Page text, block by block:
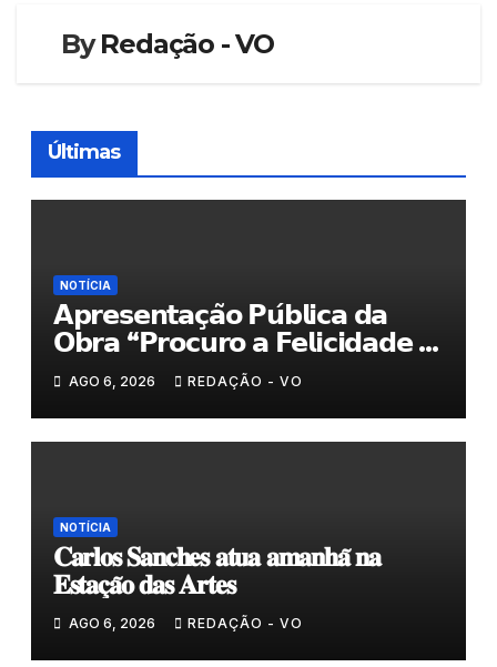
ByRedação - VO
Últimas
NOTÍCIA
𝗔𝗽𝗿𝗲𝘀𝗲𝗻𝘁𝗮𝗰̧𝗮̃𝗼 𝗣𝘂́𝗯𝗹𝗶𝗰𝗮 𝗱𝗮
𝗢𝗯𝗿𝗮 “𝗣𝗿𝗼𝗰𝘂𝗿𝗼 𝗮 𝗙𝗲𝗹𝗶𝗰𝗶𝗱𝗮𝗱𝗲 𝗲
𝗲𝗹𝗮 𝗺𝗼𝗿𝗮 𝗰𝗼𝗺𝗶𝗴𝗼”
AGO 6, 2026 REDAÇÃO - VO
NOTÍCIA
𝐂𝐚𝐫𝐥𝐨𝐬 𝐒𝐚𝐧𝐜𝐡𝐞𝐬 𝐚𝐭𝐮𝐚 𝐚𝐦𝐚𝐧𝐡𝐚̃ 𝐧𝐚
𝐄𝐬𝐭𝐚𝐜̧𝐚̃𝐨 𝐝𝐚𝐬 𝐀𝐫𝐭𝐞𝐬
AGO 6, 2026 REDAÇÃO - VO